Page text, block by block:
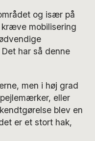
og især på
mobilisering
har så denne
men i høj grad
eller
blev en
er et stort hak,